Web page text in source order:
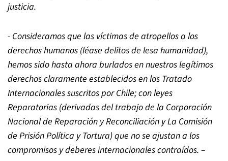
justicia.
- Consideramos que las víctimas de atropellos a los
derechos humanos (léase delitos de lesa humanidad),
hemos sido hasta ahora burlados en nuestros legítimos
derechos claramente establecidos en los Tratado
Internacionales suscritos por Chile; con leyes
Reparatorias (derivadas del trabajo de la Corporación
Nacional de Reparación y Reconciliación y La Comisión
de Prisión Política y Tortura) que no se ajustan a los
compromisos y deberes internacionales contraídos. –